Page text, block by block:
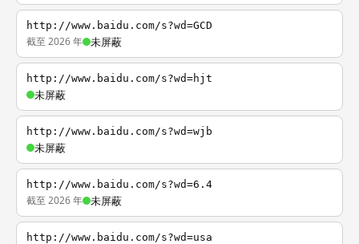
http://www.baidu.com/s?wd=GCD
截至 2026 年 未屏蔽
http://www.baidu.com/s?wd=hjt
未屏蔽
http://www.baidu.com/s?wd=wjb
未屏蔽
http://www.baidu.com/s?wd=6.4
截至 2026 年 未屏蔽
http://www.baidu.com/s?wd=usa